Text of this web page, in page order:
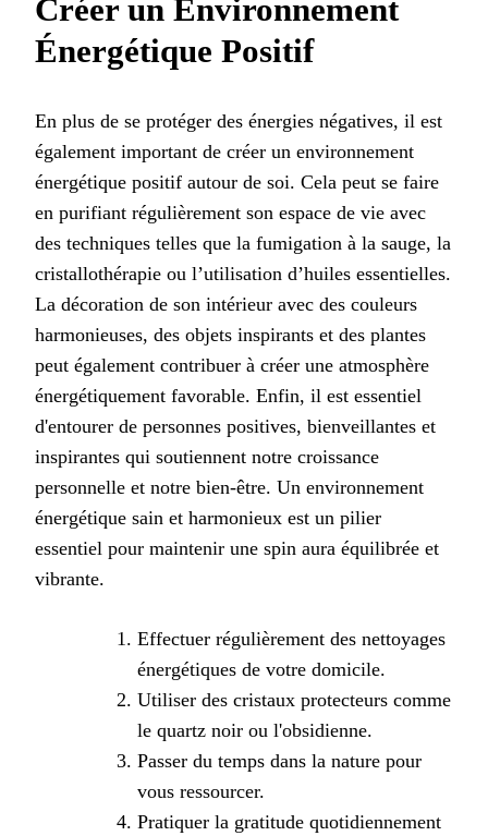
Créer un Environnement
Énergétique Positif
En plus de se protéger des énergies négatives, il est
également important de créer un environnement
énergétique positif autour de soi. Cela peut se faire
en purifiant régulièrement son espace de vie avec
des techniques telles que la fumigation à la sauge, la
cristallothérapie ou l’utilisation d’huiles essentielles.
La décoration de son intérieur avec des couleurs
harmonieuses, des objets inspirants et des plantes
peut également contribuer à créer une atmosphère
énergétiquement favorable. Enfin, il est essentiel
d'entourer de personnes positives, bienveillantes et
inspirantes qui soutiennent notre croissance
personnelle et notre bien-être. Un environnement
énergétique sain et harmonieux est un pilier
essentiel pour maintenir une spin aura équilibrée et
vibrante.
Effectuer régulièrement des nettoyages
énergétiques de votre domicile.
Utiliser des cristaux protecteurs comme
le quartz noir ou l'obsidienne.
Passer du temps dans la nature pour
vous ressourcer.
Pratiquer la gratitude quotidiennement